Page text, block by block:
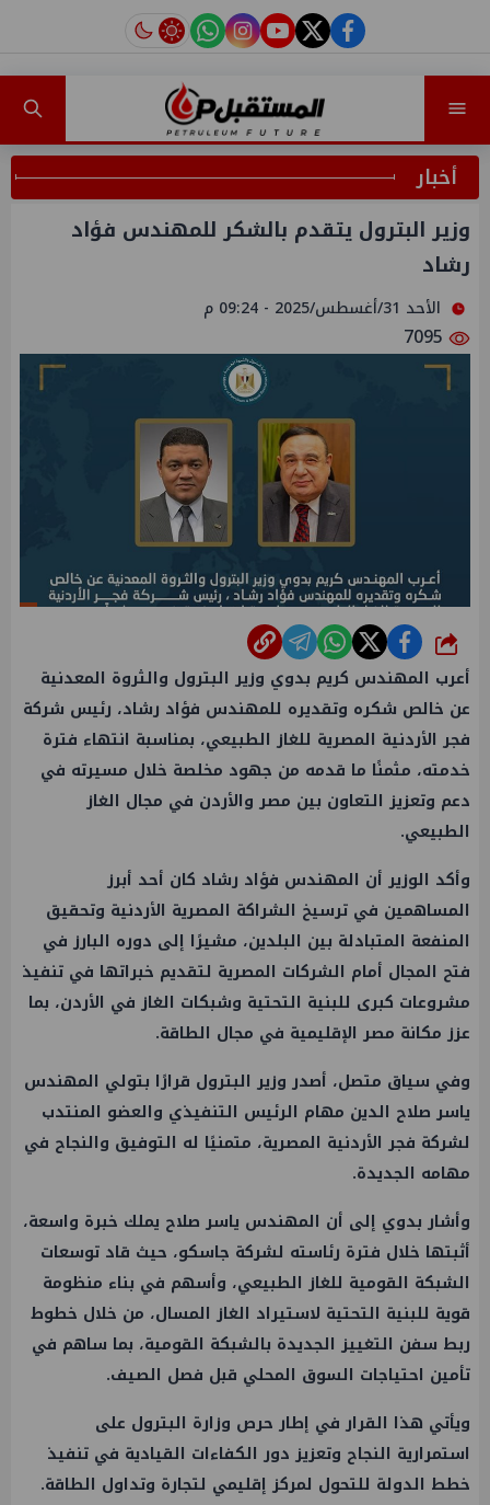
facebook
twitter
youtube
instagram
tiktok
أخبار
وزير البترول يتقدم بالشكر للمهندس فؤاد
رشاد
الأحد 31/أغسطس/2025 - 09:24 م
شارك
أعرب المهندس كريم بدوي وزير البترول والثروة المعدنية
عن خالص شكره وتقديره للمهندس فؤاد رشاد، رئيس شركة
فجر الأردنية المصرية للغاز الطبيعي، بمناسبة انتهاء فترة
خدمته، مثمنًا ما قدمه من جهود مخلصة خلال مسيرته في
دعم وتعزيز التعاون بين مصر والأردن في مجال الغاز
الطبيعي.
وأكد الوزير أن المهندس فؤاد رشاد كان أحد أبرز
المساهمين في ترسيخ الشراكة المصرية الأردنية وتحقيق
المنفعة المتبادلة بين البلدين، مشيرًا إلى دوره البارز في
فتح المجال أمام الشركات المصرية لتقديم خبراتها في تنفيذ
مشروعات كبرى للبنية التحتية وشبكات الغاز في الأردن، بما
عزز مكانة مصر الإقليمية في مجال الطاقة.
وفي سياق متصل، أصدر وزير البترول قرارًا بتولي المهندس
ياسر صلاح الدين مهام الرئيس التنفيذي والعضو المنتدب
لشركة فجر الأردنية المصرية، متمنيًا له التوفيق والنجاح في
مهامه الجديدة.
وأشار بدوي إلى أن المهندس ياسر صلاح يملك خبرة واسعة،
أثبتها خلال فترة رئاسته لشركة جاسكو، حيث قاد توسعات
الشبكة القومية للغاز الطبيعي، وأسهم في بناء منظومة
قوية للبنية التحتية لاستيراد الغاز المسال، من خلال خطوط
ربط سفن التغييز الجديدة بالشبكة القومية، بما ساهم في
تأمين احتياجات السوق المحلي قبل فصل الصيف.
ويأتي هذا القرار في إطار حرص وزارة البترول على
استمرارية النجاح وتعزيز دور الكفاءات القيادية في تنفيذ
خطط الدولة للتحول لمركز إقليمي لتجارة وتداول الطاقة.